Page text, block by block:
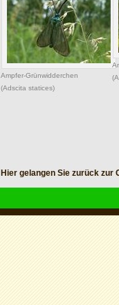
Ampfer-Grünwidderchen
(Adscita statices)
Hier gelangen Sie zurück zur